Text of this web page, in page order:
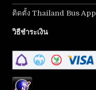
ติดตั้ง Thailand Bus App
วิธีชำระเงิน